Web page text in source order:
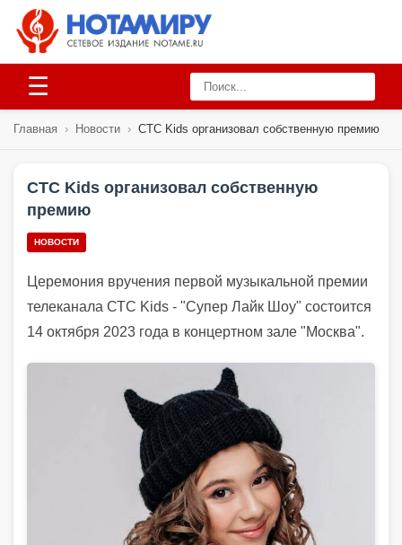
☰
Главная › Новости › СТС Kids организовал собственную премию
СТС Kids организовал собственную
премию
НОВОСТИ
Церемония вручения первой музыкальной премии
телеканала СТС Kids - "Супер Лайк Шоу" состоится
14 октября 2023 года в концертном зале "Москва".